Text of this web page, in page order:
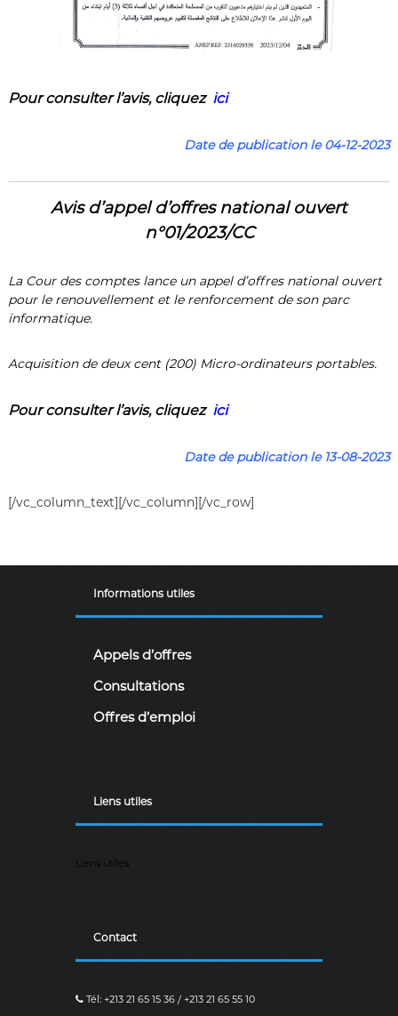
Pour consulter l’avis, cliquez ici
Date de publication le 04-12-2023
Avis d’appel d’offres national ouvert
n°01/2023/CC
La Cour des comptes lance un appel d’offres national ouvert
pour le renouvellement et le renforcement de son parc
informatique.
Acquisition de deux cent (200) Micro-ordinateurs portables.
Pour consulter l’avis, cliquez ici
Date de publication le 13-08-2023
[/vc_column_text][/vc_column][/vc_row]
Informations utiles
Appels d’offres
Consultations
Offres d’emploi
Liens utiles
Liens utiles
Contact
Tél: +213 21 65 15 36 / +213 21 65 55 10